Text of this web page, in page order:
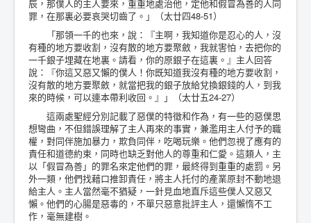
辰，那僕人的主人要來，重重地處治他，定他和假冒為善的人同
罪，在那裏必要哀哭切齒了。」（太廿四48-51）
「那領一千的也來，說：『主啊，我知道你是忍心的人，沒
有種的地方要收割，沒有散的地方要聚斂，我就害怕，去把你的
一千銀子埋藏在地裏。請看，你的原銀子在這裏。』主人回答
說：『你這又惡又懶的僕人！你既知道我沒有種的地方要收割，
沒有散的地方要聚斂，就當把我的銀子放給兌換銀錢的人，到我
來的時候，可以連本帶利收回。』」（太廿五24-27）
這兩處聖經分別記載了惡僕的特徵和作為，有一些的惡僕思
想彎曲，不但錯誤理解了主人再來的事實，兼濫用主人付予的職
權，對同伴施加暴力，欺負同伴，吃喝玩樂。他們忽視了應有的
責任和道德約束，同時也缺乏對他人的尊重和仁愛。這類人，主
以「假冒為善」的罪名來定他們的罪，最終得到重重的處罰。另
外一類，他們找藉口推卸責任，將主人托付的產業原封不動地退
給主人。主人當然毫不猶疑，一針見血地直斥這些僕人又惡又
懶。他們的心腸是惡毒的，不單只惡意批評主人，還懶惰不工
作，毫無建樹。